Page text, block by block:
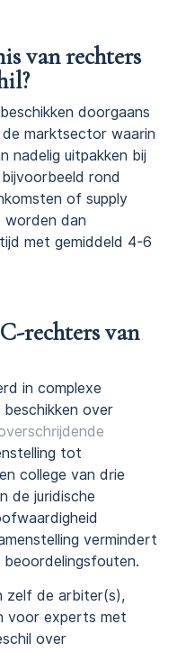
van rechters
doorgaans
marktsector waarin
nadelig uitpakken bij
rond
of supply
worden dan
met gemiddeld 4-6
rechters van
in complexe
over
tot
college van drie
de juridische
vermindert
zelf de arbiter(s),
voor experts met
over